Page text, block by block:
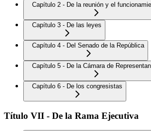
Capítulo 2 - De la reunión y el
Capítulo 3 - De las leyes
Capítulo 4 - Del Senado de la República
Capítulo 5 - De la Cámara de
Capítulo 6 - De los congresistas
Título VII - De la Rama Ejecutiva